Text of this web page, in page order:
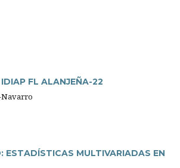
FL ALANJEÑA-22
Navarro
ESTADÍSTICAS MULTIVARIADAS EN